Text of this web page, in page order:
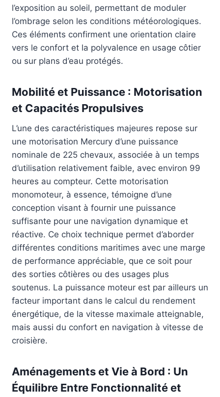
l’exposition au soleil, permettant de moduler
l’ombrage selon les conditions météorologiques.
Ces éléments confirment une orientation claire
vers le confort et la polyvalence en usage côtier
ou sur plans d’eau protégés.
Mobilité et Puissance : Motorisation
et Capacités Propulsives
L’une des caractéristiques majeures repose sur
une motorisation Mercury d’une puissance
nominale de 225 chevaux, associée à un temps
d’utilisation relativement faible, avec environ 99
heures au compteur. Cette motorisation
monomoteur, à essence, témoigne d’une
conception visant à fournir une puissance
suffisante pour une navigation dynamique et
réactive. Ce choix technique permet d’aborder
différentes conditions maritimes avec une marge
de performance appréciable, que ce soit pour
des sorties côtières ou des usages plus
soutenus. La puissance moteur est par ailleurs un
facteur important dans le calcul du rendement
énergétique, de la vitesse maximale atteignable,
mais aussi du confort en navigation à vitesse de
croisière.
Aménagements et Vie à Bord : Un
Équilibre Entre Fonctionnalité et